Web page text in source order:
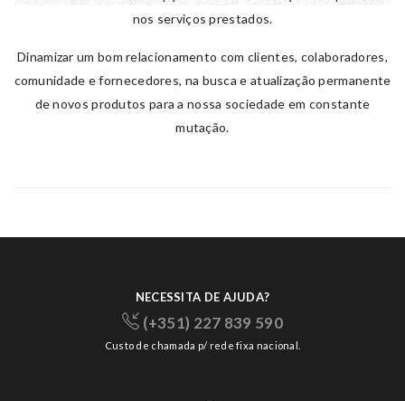
nos serviços prestados.
Dinamizar um bom relacionamento com clientes, colaboradores,
comunidade e fornecedores, na busca e atualização permanente
de novos produtos para a nossa sociedade em constante
mutação.
NECESSITA DE AJUDA?
(+351) 227 839 590
Custo de chamada p/ rede fixa nacional.